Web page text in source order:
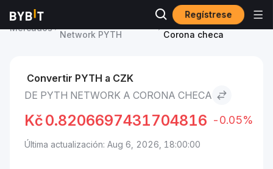
Regístrese
Mercados
Network PYTH
Pyth Network to
Corona checa
Convertir PYTH a CZK
DE PYTH NETWORK A CORONA CHECA
Kč0.8206697431704816 -0.05%
Última actualización: Aug 6, 2026, 18:00:00